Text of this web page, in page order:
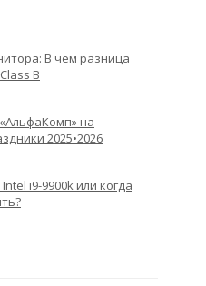
В чем разница
B
на
2025•2026
i9-9900k или когда